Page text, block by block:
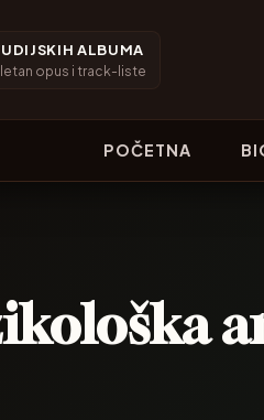
ALBUMA
opus i track-liste
POČETNA